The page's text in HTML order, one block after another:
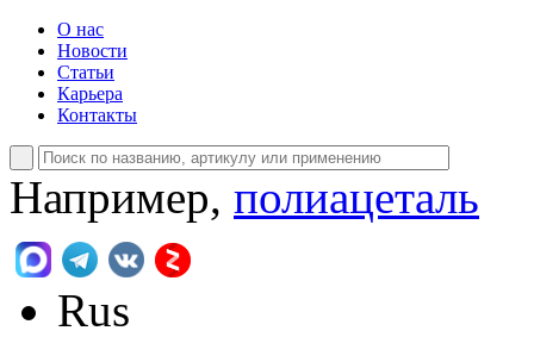
О нас
Новости
Статьи
Карьера
Контакты
Например, полиацеталь
Rus